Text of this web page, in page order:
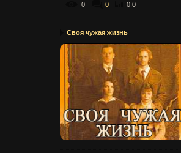
0 0 0.0
Своя чужая жизнь